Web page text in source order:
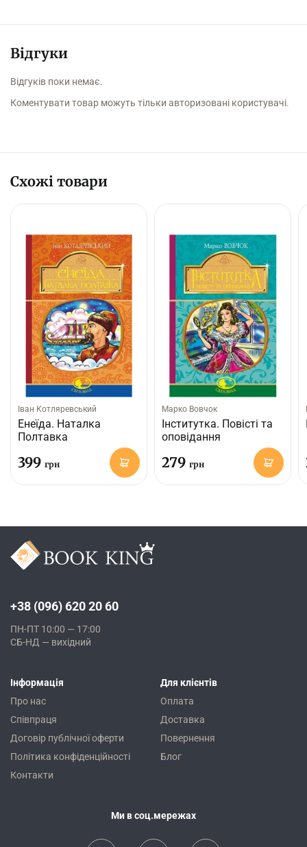
Відгуки
Відгуків поки немає.
Коментувати товар можуть тільки авторизовані користувачі.
Схожі товари
Іван Котляревський
Енеїда. Наталка
Полтавка
399 грн
Марко Вовчок
Інститутка. Повісті та
оповідання
279 грн
+38 (096) 620 20 60
ПН-ПТ 10:00 — 17:00
СБ-НД — вихідний
Інформація
Про нас
Співпраця
Договір публічної оферти
Політика конфіденційності
Контакти
Для клієнтів
Оплата
Доставка
Повернення
Блог
Ми в соц.мережах